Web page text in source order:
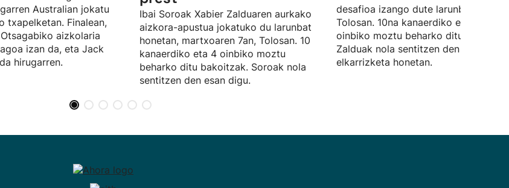
Australian jokatu
txapelketan. Finalean,
aizkolaria
izan da, eta Jack
hirugarren.
Ibai Soroak Xabier Zalduaren aurkako
aizkora-apustua jokatuko du larunbat
honetan, martxoaren 7an, Tolosan. 10
kanaerdiko eta 4 oinbiko moztu
beharko ditu bakoitzak. Soroak nola
sentitzen den esan digu.
desafioa izango dute larunbat
Tolosan. 10na kanaerdiko eta 4na
oinbiko moztu beharko dituzte.
Zalduak nola sentitzen den kontatu
elkarrizketa honetan.